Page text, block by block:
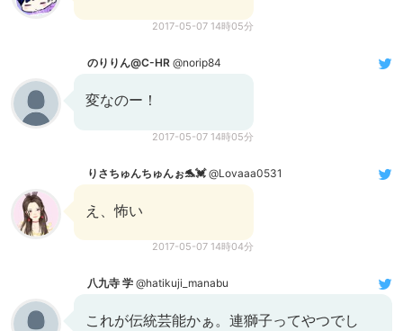
2017-05-07 14時05分
のりりん@C-HR @norip84
変なのー！
2017-05-07 14時05分
りさちゅんちゅんぉ🐬💓@Lovaaa0531
え、怖い
2017-05-07 14時04分
八九寺 学 @hatikuji_manabu
これが伝統芸能かぁ。連獅子ってやつでし